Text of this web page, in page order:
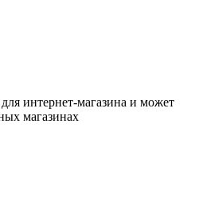
интернет-магазина и может
магазинах